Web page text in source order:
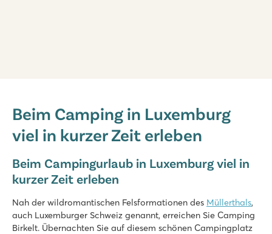
Luxemburg - - Müllerthal - Larochette
★ ★ ★ ★
Schönes beheiztes Hallenbad
Animationsteam und Indoor-Spielplatz
Ideal für einen Kurzurlaub!
Beim Camping in Luxemburg
viel in kurzer Zeit erleben
Beim Campingurlaub in Luxemburg viel in
kurzer Zeit erleben
Nah der wildromantischen Felsformationen des Müllerthals,
auch Luxemburger Schweiz genannt, erreichen Sie Camping
Birkelt. Übernachten Sie auf diesem schönen Campingplatz